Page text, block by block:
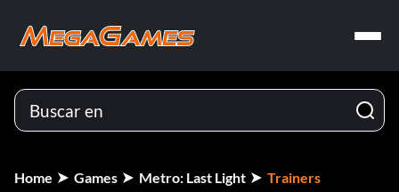
Home Games Metro: Last Light Trainers